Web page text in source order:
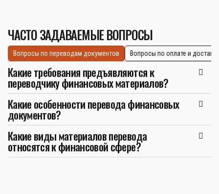
ЧАСТО ЗАДАВАЕМЫЕ ВОПРОСЫ
Вопросы по переводам документов Вопросы по оплате и
Какие требования предъявляются к
переводчику финансовых материалов?
Какие особенности перевода финансовых
документов?
Какие виды материалов перевода
относятся к финансовой сфере?